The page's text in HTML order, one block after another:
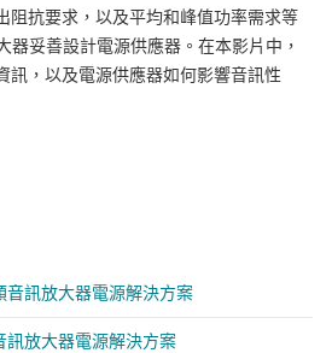
阻抗要求，以及平均和峰值功率需求等
器妥善設計電源供應器。在本影片中，
訊，以及電源供應器如何影響音訊性
音訊放大器電源解決方案
訊放大器電源解決方案